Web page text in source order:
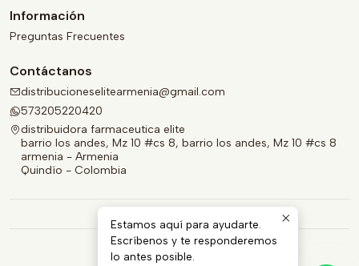
Información
Preguntas Frecuentes
Contáctanos
distribucioneselitearmenia@gmail.com
573205220420
distribuidora farmaceutica elite
barrio los andes, Mz 10 #cs 8, barrio los andes, Mz 10 #cs 8
armenia - Armenia
Quindío - Colombia
Estamos aquí para ayudarte.
Escríbenos y te responderemos
lo antes posible.